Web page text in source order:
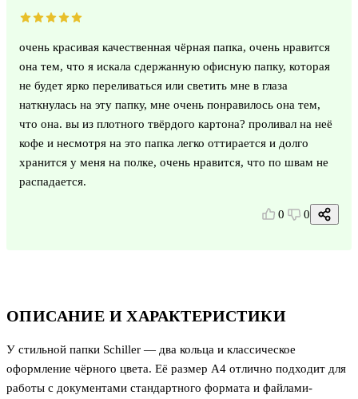
ОПИСАНИЕ И ХАРАКТЕРИСТИКИ
У стильной папки Schiller — два кольца и классическое
оформление чёрного цвета. Её размер А4 отлично подходит для
работы с документами стандартного формата и файлами-
очень красивая качественная чёрная папка, очень нравится
она тем, что я искала сдержанную офисную папку, которая
не будет ярко переливаться или светить мне в глаза
наткнулась на эту папку, мне очень понравилось она тем,
что она. вы из плотного твёрдого картона? проливал на неё
кофе и несмотря на это папка легко оттирается и долго
хранится у меня на полке, очень нравится, что по швам не
распадается.
0 0